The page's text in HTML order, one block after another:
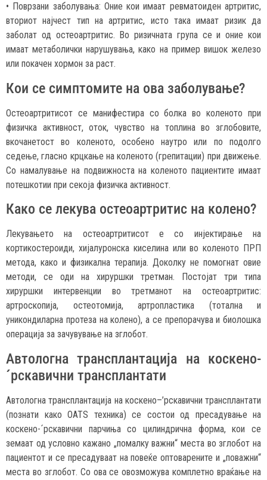
• Поврзани заболувања: Оние кои имаат ревматоиден артритис,
вториот најчест тип на артритис, исто така имаат ризик да
заболат од остеоартритис. Во ризичната група се и оние кои
имаат метаболички нарушувања, како на пример вишок железо
или покачен хормон за раст.
Кои се симптомите на ова заболување?
Остеоартритисот се манифестира со болка во коленото при
физичка активност, оток, чувство на топлина во зглобовите,
вкочанетост во коленото, особено наутро или по подолго
седење, гласно крцкање на коленото (грепитации) при движење.
Со намалување на подвижноста на коленото пациентите имаат
потешкотии при секоја физичка активност.
Како се лекува остеоартритис на колено?
Лекувањето на остеоартритисот е со инјектирање на
кортикостероиди, хијалуронска киселина или во коленото ПРП
метода, како и физикална терапија. Доколку не помогнат овие
методи, се оди на хируршки третман. Постојат три типа
хируршки интервенции во третманот на остеоартритис:
артроскопија, остеотомија, артропластика (тотална и
уникондиларна протеза на колено), а се препорачува и биолошка
операција за зачувување на зглобот.
Автологна трансплантација на коскено-
´рскавични трансплантати
Автологна трансплантација на коскено–’рскавични трансплантати
(познати како OATS техника) се состои од пресадување на
коскено-´рскавични парчиња со цилиндрична форма, кои се
земаат од условно кажано „помалку важни“ места во зглобот на
пациентот и се пресадуваат на повеќе оптоварените и „поважни“
места во зглобот. Со ова се овозможува комплетно враќање на